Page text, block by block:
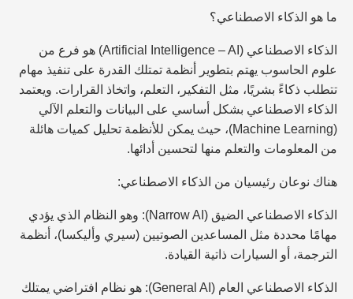
ما هو الذكاء الاصطناعي؟
الذكاء الاصطناعي (Artificial Intelligence – AI) هو فرع من
علوم الحاسوب يهتم بتطوير أنظمة تمتلك القدرة على تنفيذ مهام
تتطلب ذكاءً بشريًا، مثل التفكير، التعلم، واتخاذ القرارات. ويعتمد
الذكاء الاصطناعي بشكل أساسي على البيانات والتعلم الآلي
(Machine Learning)، حيث يمكن للأنظمة تحليل كميات هائلة
من المعلومات والتعلم منها لتحسين أدائها.
هناك نوعان رئيسيان من الذكاء الاصطناعي:
الذكاء الاصطناعي الضيق (Narrow AI): وهو النظام الذي يؤدي
مهامًا محددة مثل المساعدين الصوتيين (سيري وأليكسا)، أنظمة
الترجمة، أو السيارات ذاتية القيادة.
الذكاء الاصطناعي العام (General AI): هو نظام افتراضي يمتلك